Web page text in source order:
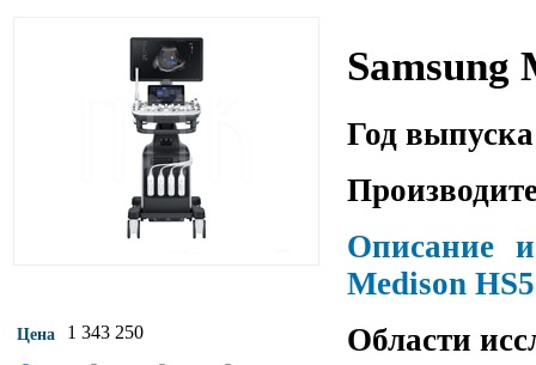
Цена 1 343 250
Samsung
Год
Описание и
Medison
Области